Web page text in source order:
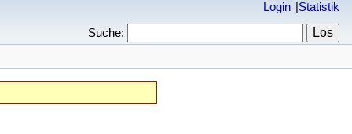
Login
Statistik
Suche: